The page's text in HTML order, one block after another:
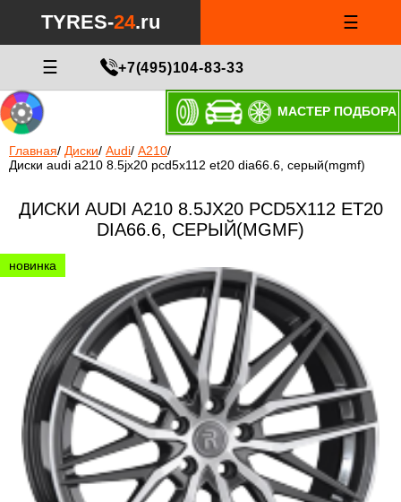
TYRES-24.ru ☰
☰ +7(495)104-83-33
МАСТЕР ПОДБОРА
Главная/ Диски/ Audi/ A210/
Диски audi a210 8.5jx20 pcd5x112 et20 dia66.6, серый(mgmf)
ДИСКИ AUDI A210 8.5JX20 PCD5X112 ET20
DIA66.6, СЕРЫЙ(MGMF)
новинка